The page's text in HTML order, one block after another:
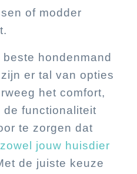
of modder
hondenmand
er tal van opties
het comfort,
functionaliteit
te zorgen dat
jouw huisdier
de juiste keuze